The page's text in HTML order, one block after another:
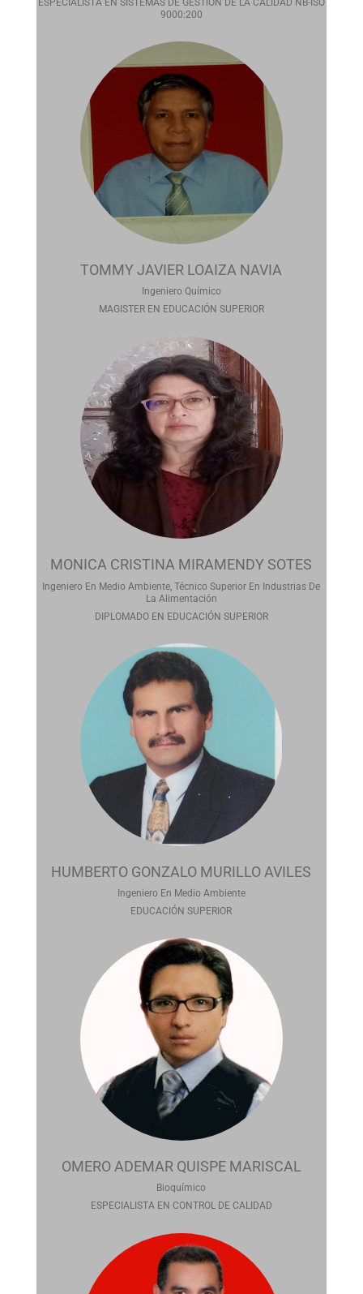
ESPECIALISTA EN SISTEMAS DE GESTION DE LA CALIDAD NB-ISO
9000:200
TOMMY JAVIER LOAIZA NAVIA
Ingeniero Químico
MAGISTER EN EDUCACIÓN SUPERIOR
MONICA CRISTINA MIRAMENDY SOTES
Ingeniero En Medio Ambiente, Técnico Superior En Industrias De
La Alimentación
DIPLOMADO EN EDUCACIÓN SUPERIOR
HUMBERTO GONZALO MURILLO AVILES
Ingeniero En Medio Ambiente
EDUCACIÓN SUPERIOR
OMERO ADEMAR QUISPE MARISCAL
Bioquímico
ESPECIALISTA EN CONTROL DE CALIDAD